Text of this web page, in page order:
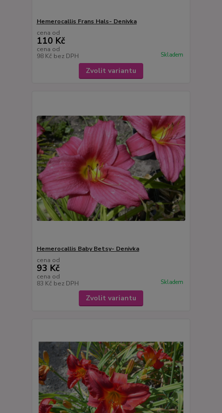
Hemerocallis Frans Hals- Denivka
cena od
110 Kč
cena od
98 Kč bez DPH Skladem
Zvolit variantu
Hemerocallis Baby Betsy- Denivka
cena od
93 Kč
cena od
83 Kč bez DPH Skladem
Zvolit variantu